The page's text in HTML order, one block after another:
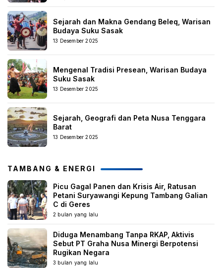
Sejarah dan Makna Gendang Beleq, Warisan
Budaya Suku Sasak
13 Desember 2025
Mengenal Tradisi Presean, Warisan Budaya
Suku Sasak
13 Desember 2025
Sejarah, Geografi dan Peta Nusa Tenggara
Barat
13 Desember 2025
TAMBANG & ENERGI
Picu Gagal Panen dan Krisis Air, Ratusan
Petani Suryawangi Kepung Tambang Galian
C di Geres
2 bulan yang lalu
Diduga Menambang Tanpa RKAP, Aktivis
Sebut PT Graha Nusa Minergi Berpotensi
Rugikan Negara
3 bulan yang lalu